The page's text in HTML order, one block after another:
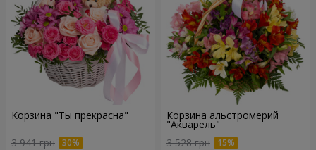
Корзина "Ты прекрасна"
3 941 грн
Корзина альстромерий
"Акварель"
3 528 грн